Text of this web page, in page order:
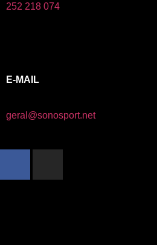
252 218 074
E-MAIL
geral@sonosport.net